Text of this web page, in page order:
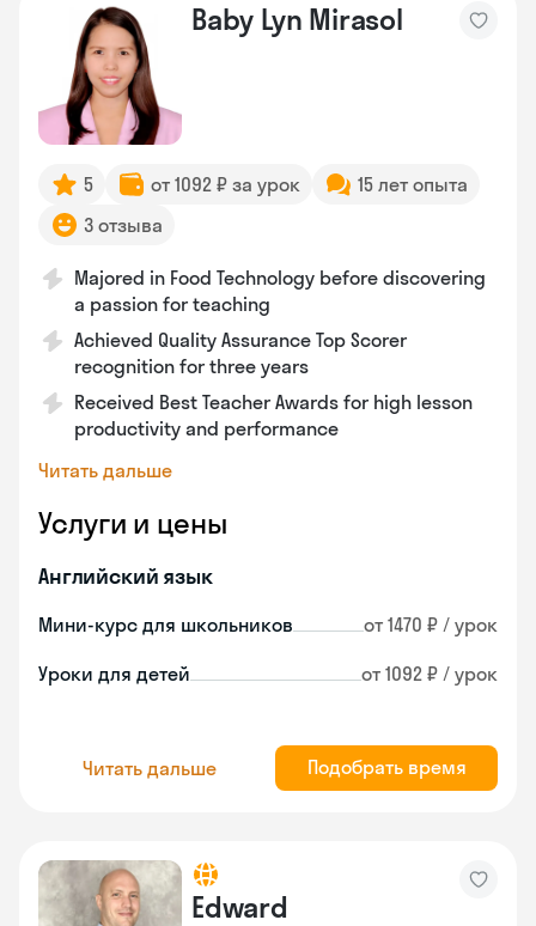
Baby Lyn Mirasol
5 от 1092 ₽ за урок
15 лет опыта
3 отзыва
Majored in Food Technology before discovering
a passion for teaching
Achieved Quality Assurance Top Scorer
recognition for three years
Received Best Teacher Awards for high lesson
productivity and performance
Читать дальше
Услуги и цены
Английский язык
Мини-курс для школьников от 1470 ₽ / урок
Уроки для детей от 1092 ₽ / урок
Читать дальше Подобрать время
Edward